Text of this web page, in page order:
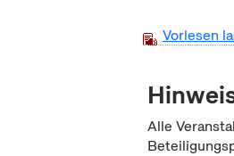
Vorlesen
Alle